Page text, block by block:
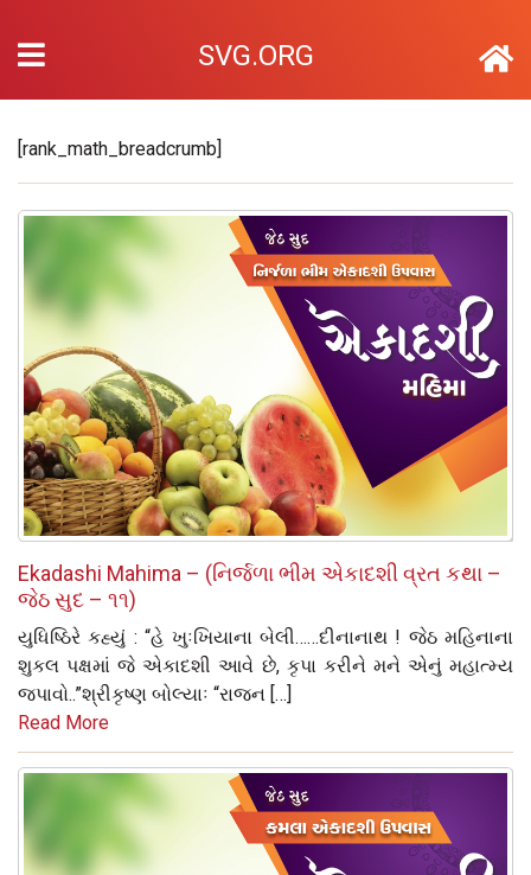
SVG.ORG
[rank_math_breadcrumb]
Ekadashi Mahima – (નિર્જળા ભીમ એકાદશી વ્રત કથા –
જેઠ સુદ – ૧૧)
યુધિષ્ઠિરે કહ્યું : “હે ખુઃખિયાના બેલી……દીનાનાથ ! જેઠ મહિનાના
શુકલ પક્ષમાં જે એકાદશી આવે છે, કૃપા કરીને મને એનું મહાત્‍મ્‍ય
જપાવો..”શ્રીકૃષ્‍ણ બોલ્‍યાઃ “રાજન […]
Read More